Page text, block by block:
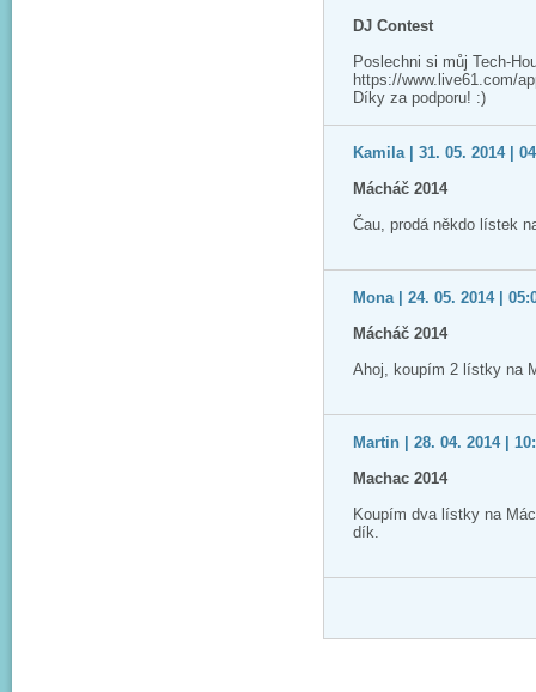
DJ Contest
Poslechni si můj Tech-
https://www.live61.com/
Díky za podporu! :)
Kamila | 31. 05. 2014 |
Mácháč 2014
Čau, prodá někdo lístek
Mona | 24. 05. 2014 |
Mácháč 2014
Ahoj, koupím 2 lístky na
Martin | 28. 04. 2014 |
Machac 2014
Koupím dva lístky na
dík.